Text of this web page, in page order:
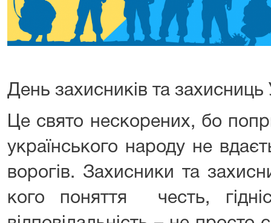
День захисників та захисниць
Це свято нескорених, бо
українського народу не
ворогів. Захисники та
кого поняття честь,